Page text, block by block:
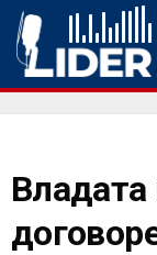
Владата